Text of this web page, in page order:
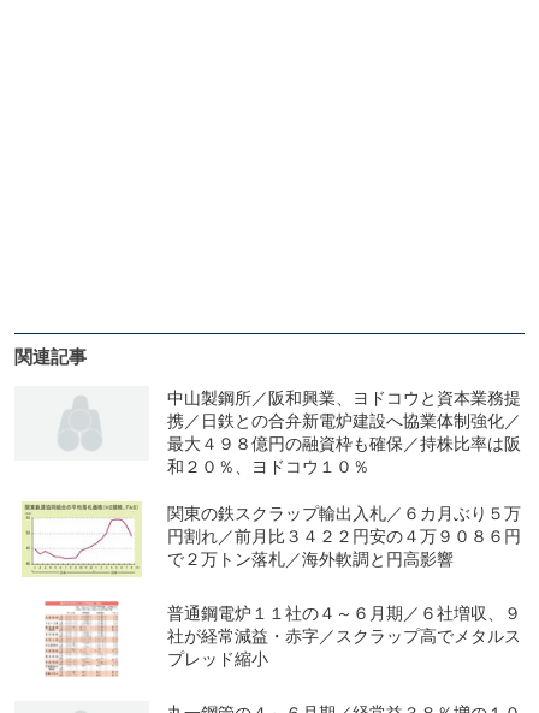
関連記事
中山製鋼所／阪和興業、ヨドコウと資本業務提
携／日鉄との合弁新電炉建設へ協業体制強化／
最大４９８億円の融資枠も確保／持株比率は阪
和２０％、ヨドコウ１０％
関東の鉄スクラップ輸出入札／６カ月ぶり５万
円割れ／前月比３４２２円安の４万９０８６円
で２万トン落札／海外軟調と円高影響
普通鋼電炉１１社の４～６月期／６社増収、９
社が経常減益・赤字／スクラップ高でメタルス
プレッド縮小